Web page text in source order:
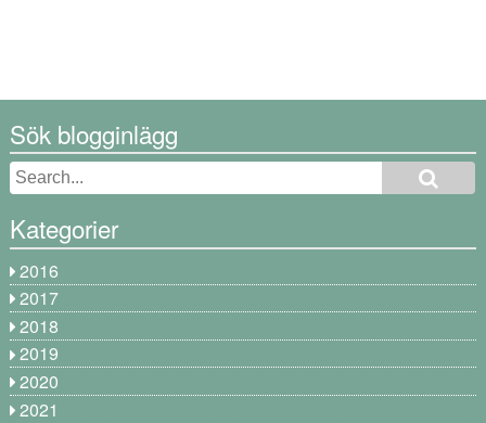
Sök blogginlägg
Kategorier
2016
2017
2018
2019
2020
2021